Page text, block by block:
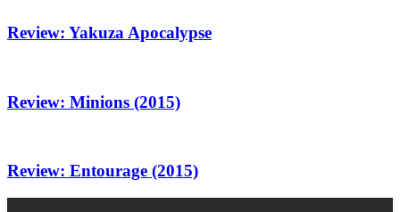
Review: Yakuza Apocalypse
Review: Minions (2015)
Review: Entourage (2015)